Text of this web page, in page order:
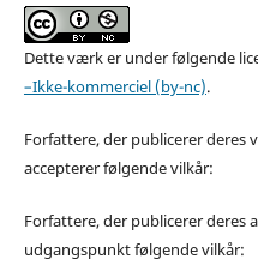
Dette værk er under følgende
–Ikke-kommerciel (by-nc).
Forfattere, der publicerer
accepterer følgende vilkår:
Forfattere, der publicerer deres
udgangspunkt følgende vilkår: